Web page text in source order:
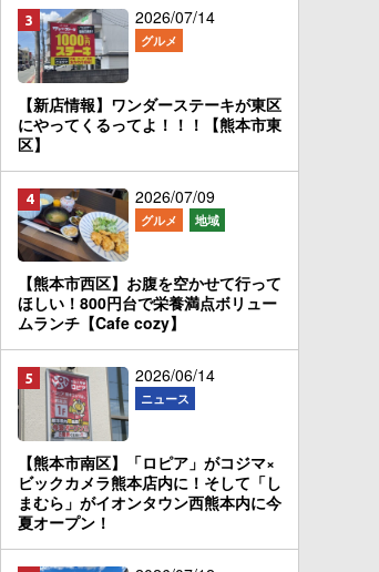
2026/07/14
グルメ
【新店情報】ワンダーステーキが東区
にやってくるってよ！！！【熊本市東
区】
2026/07/09
グルメ 地域
【熊本市西区】お腹を空かせて行って
ほしい！800円台で栄養満点ボリュー
ムランチ【Cafe cozy】
2026/06/14
ニュース
【熊本市南区】「ロピア」がコジマ×
ビックカメラ熊本店内に！そして「し
まむら」がイオンタウン西熊本内に今
夏オープン！